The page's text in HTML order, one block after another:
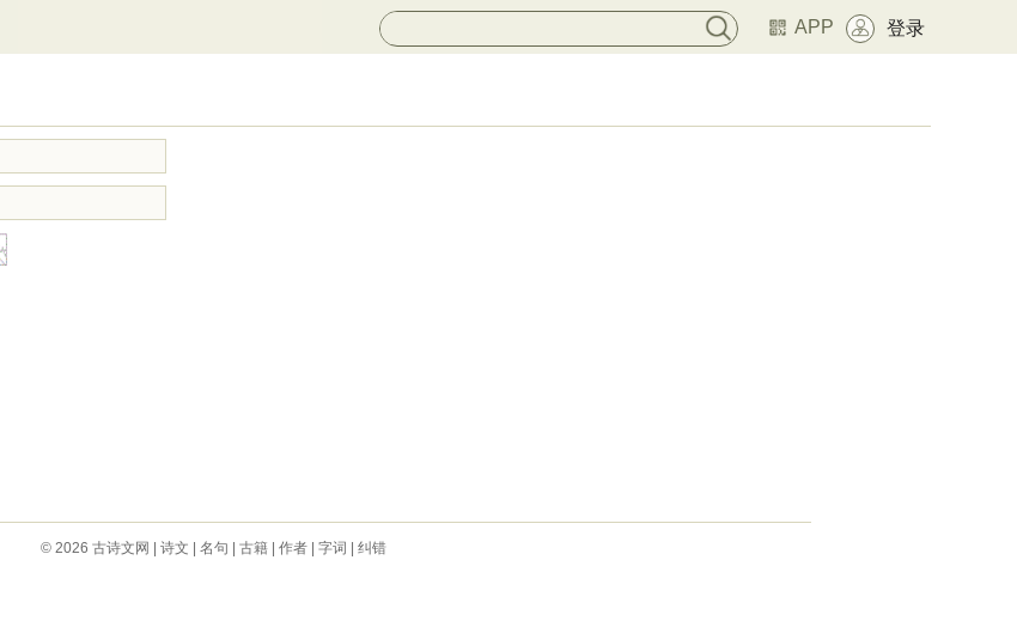
APP 登录
© 2026 古诗文网 诗文 名句 古籍| 作者| 字词 纠错